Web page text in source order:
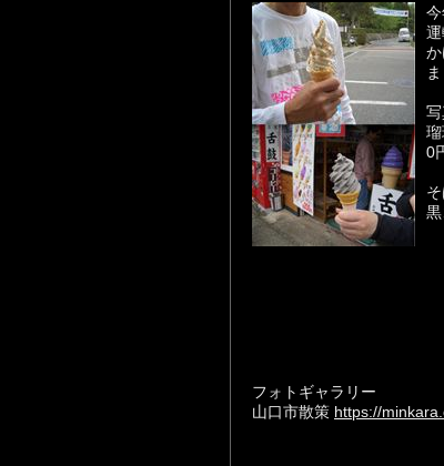
0
黒
フォトギャラリー
山口市散策 https://